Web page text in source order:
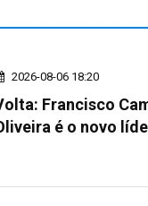
2026-08-06 18:20
Francisco
é o novo